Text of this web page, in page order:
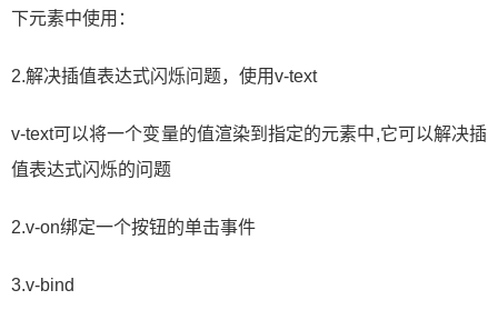
下元素中使用：
2.解决插值表达式闪烁问题，使用v-text
v-text可以将一个变量的值渲染到指定的元素中,它可以解决插
值表达式闪烁的问题
2.v-on绑定一个按钮的单击事件
3.v-bind